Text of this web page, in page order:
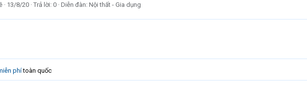
13/8/20 Trả lời: 0 Diễn đàn: Nội thất - Gia dụng
phítoàn quốc